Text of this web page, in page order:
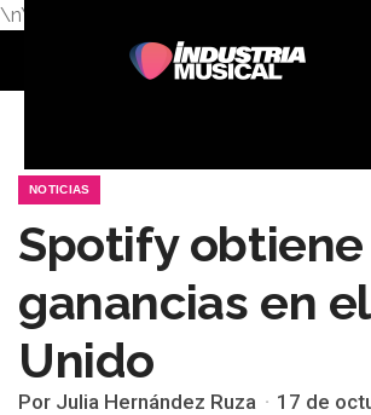
\n\n
NOTICIAS
Spotify obtiene
ganancias en
Unido
Por Julia Hernández Ruza 17 de